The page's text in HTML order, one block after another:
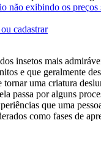
não exibindo os preços
cadastrar
insetos mais
e que geralmente
tornar uma criatura
passa por alguns
que uma
como fases de